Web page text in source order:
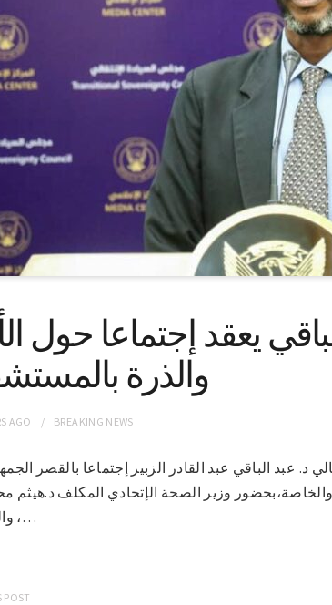
يعقد إجتماعا حول
والذرة
AGO BREAKING NEWS
د. عبد الباقي عبد القادر الزبير إجتماعا بالقصر
وزير الصحة الإتحادي المكلف د.هيثم
، والأمين العام…
POST